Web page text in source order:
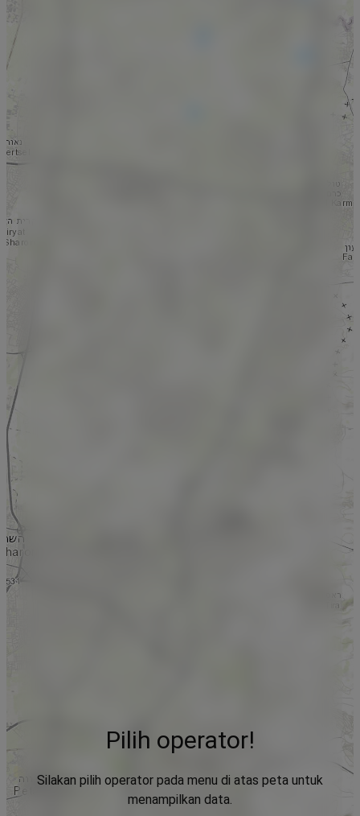
Pilih operator!
Silakan pilih operator pada menu di atas peta untuk
menampilkan data.